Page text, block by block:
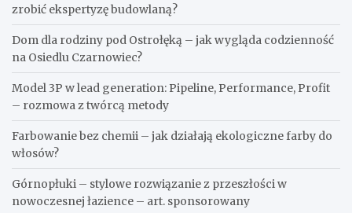
zrobić ekspertyzę budowlaną?
Dom dla rodziny pod Ostrołęką – jak wygląda codzienność
na Osiedlu Czarnowiec?
Model 3P w lead generation: Pipeline, Performance, Profit
– rozmowa z twórcą metody
Farbowanie bez chemii – jak działają ekologiczne farby do
włosów?
Górnopłuki – stylowe rozwiązanie z przeszłości w
nowoczesnej łazience – art. sponsorowany